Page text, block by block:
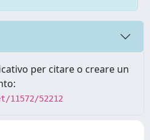
per citare o creare un
52212